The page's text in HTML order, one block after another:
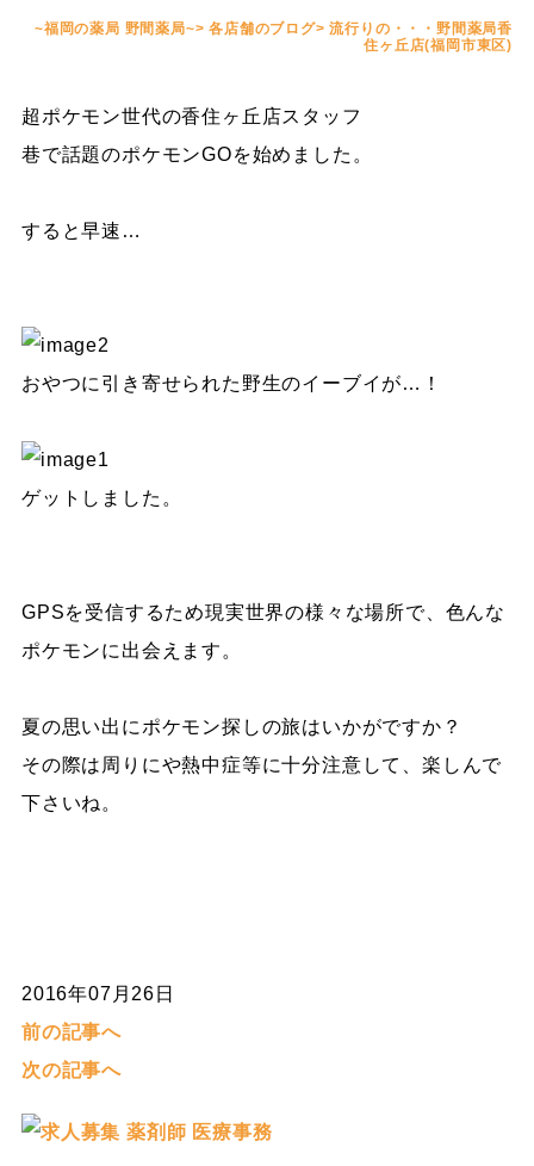
~福岡の薬局 野間薬局~>各店舗のブログ>流行りの・・・野間薬局香
住ヶ丘店(福岡市東区)
超ポケモン世代の香住ヶ丘店スタッフ
巷で話題のポケモンGOを始めました。
すると早速…
おやつに引き寄せられた野生のイーブイが…！
ゲットしました。
GPSを受信するため現実世界の様々な場所で、色んな
ポケモンに出会えます。
夏の思い出にポケモン探しの旅はいかがですか？
その際は周りにや熱中症等に十分注意して、楽しんで
下さいね。
2016年07月26日
前の記事へ
次の記事へ